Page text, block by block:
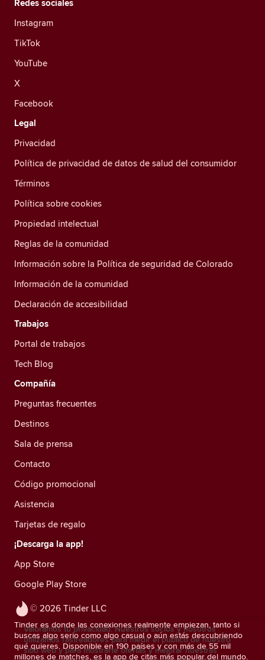
© 2026 Tinder LLC
Tinder es donde las conexiones realmente empiezan, tanto si
buscas algo serio como algo casual o aún estás descubriendo
qué quieres. Disponible en 190 países y con más de 55 mil
millones de matches, es la app de citas más popular del mundo.
Redes sociales
Instagram
TikTok
YouTube
X
Facebook
Legal
Privacidad
Política de privacidad de datos de salud del consumidor
Términos
Política sobre cookies
Propiedad intelectual
Reglas de la comunidad
Información sobre la Política de seguridad de Colorado
Información de la comunidad
Declaración de accesibilidad
Trabajos
Portal de trabajos
Tech Blog
Compañía
Preguntas frecuentes
Destinos
Sala de prensa
Contacto
Código promocional
Asistencia
Tarjetas de regalo
¡Descarga la app!
App Store
Google Play Store
Valoramos tu privacidad. Nuestros socios y nosotros
utilizamos rastreadores para medir el público de nuestro
sitio web y para mostrarte ofertas y mejorar nuestras